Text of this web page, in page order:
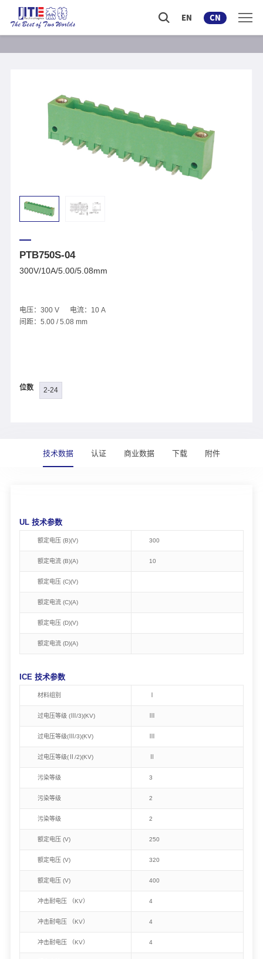
EN CN
PTB750S-04
300V/10A/5.00/5.08mm
电压：300 V 电流：10 A
间距：5.00 / 5.08 mm
位数 2-24
技术数据 认证 商业数据 下载 附件
UL 技术参数
额定电压 (B)(V) 300
额定电流 (B)(A) 10
额定电压 (C)(V)
额定电流 (C)(A)
额定电压 (D)(V)
额定电流 (D)(A)
ICE 技术参数
材料组别
过电压等级 (Ⅲ/3)(KV)
过电压等级(Ⅲ/3)(KV)
过电压等级(Ⅱ/2)(KV)
污染等级 3
污染等级 2
污染等级 2
额定电压 (V) 250
额定电压 (V) 320
额定电压 (V) 400
冲击耐电压 （KV） 4
冲击耐电压 （KV） 4
冲击耐电压 （KV） 4